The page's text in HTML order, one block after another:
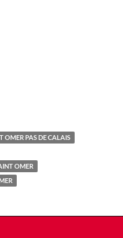
OMER PAS DE CALAIS
OMER